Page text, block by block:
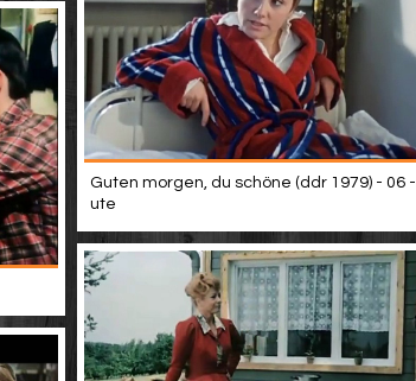
Guten morgen, du schöne (ddr 1979) - 06 -
ute